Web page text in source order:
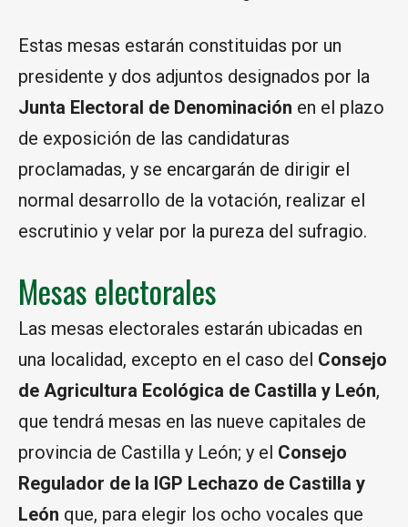
Estas mesas estarán constituidas por un
presidente y dos adjuntos designados por la
Junta Electoral de Denominación en el plazo
de exposición de las candidaturas
proclamadas, y se encargarán de dirigir el
normal desarrollo de la votación, realizar el
escrutinio y velar por la pureza del sufragio.
Mesas electorales
Las mesas electorales estarán ubicadas en
una localidad, excepto en el caso del Consejo
de Agricultura Ecológica de Castilla y León,
que tendrá mesas en las nueve capitales de
provincia de Castilla y León; y el Consejo
Regulador de la IGP Lechazo de Castilla y
León que, para elegir los ocho vocales que